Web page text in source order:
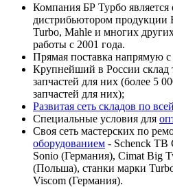
Компания БР Турбо
дистрибьютором продукции
Turbo, Mahle и многих
работы с 2001 года.
Прямая поставка напрямую с
Крупнейший в России склад
запчастей для них (более 5
запчастей для них);
Развитая сеть складов по
Специальные условия для
Своя сеть мастерских по
оборудованием - Schenck TB
Sonio (Германия), Cimat Big
(Польша), станки марки
Viscom (Германия).